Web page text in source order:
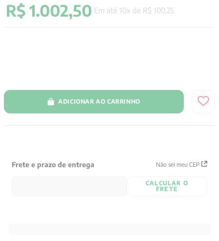
R$ 1.002,50 Em até 10x de R$ 100,25
ADICIONAR AO CARRINHO
Frete e prazo de entrega Não sei meu CEP
CALCULAR O
FRETE